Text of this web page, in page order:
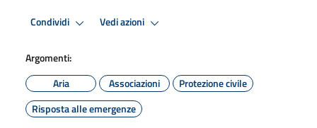
Condividi Vedi azioni
Argomenti:
Aria
Associazioni
Protezione civile
Risposta alle emergenze